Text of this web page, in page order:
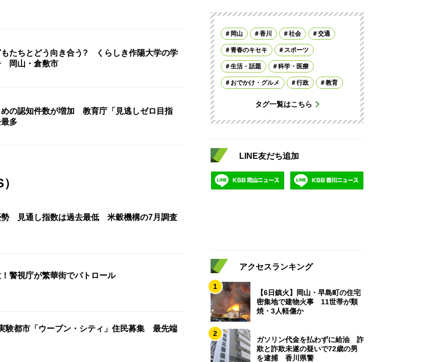
たちとどう向き合う? くらしき作陽大学の学
岡山・倉敷市
の認知件数が増加 教育庁「見逃しゼロ目指
多
勢 見通し指数は過去最低 米穀機構の7月調査
警視庁が繁華街でパトロール
験都市「ウーブン・シティ」住民募集 最先端
岡山 香川 社会 交通
青春のキセキ スポーツ
生活・話題 科学・医療
おでかけ・グルメ 行政 教育
タグ一覧はこちら
LINE友だち追加
アクセスランキング
1
【6日鎮火】岡山・早島町の住宅
密集地で建物火事 11世帯が類
焼・3人軽傷か
2
ガソリン代金を払わずに給油 詐
欺と詐欺未遂の疑いで72歳の男
を逮捕 香川県警